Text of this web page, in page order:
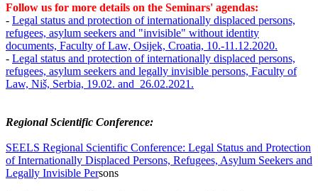
Follow us for more details on the Seminars' agendas:
- Legal status and protection of internationally displaced persons,
refugees, asylum seekers and "invisible" without identity
documents, Faculty of Law, Osijek, Croatia, 10.-11.12.2020.
- Legal status and protection of internationally displaced persons,
refugees, asylum seekers and legally invisible persons, Faculty of
Law, Niš, Serbia, 19.02. and 26.02.2021.
Regional Scientific Conference:
SEELS Regional Scientific Conference: Legal Status and Protection
of Internationally Displaced Persons, Refugees, Asylum Seekers and
Legally Invisible Persons